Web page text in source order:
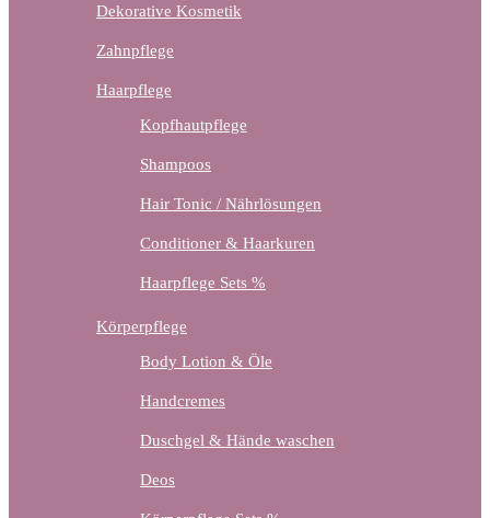
Dekorative Kosmetik
Zahnpflege
Haarpflege
Kopfhautpflege
Shampoos
Hair Tonic / Nährlösungen
Conditioner & Haarkuren
Haarpflege Sets %
Körperpflege
Body Lotion & Öle
Handcremes
Duschgel & Hände waschen
Deos